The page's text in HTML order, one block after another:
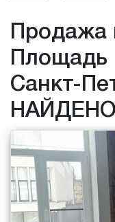
Продажа
Площадь
Санкт-